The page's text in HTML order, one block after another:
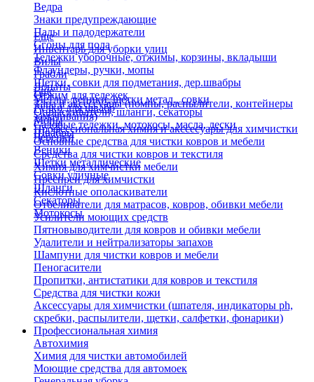
Ведра
Знаки предупреждающие
Пады и падодержатели
Сгоны для пола
Тележки уборочные, отжимы, корзины, вкладыши
Флаундеры, ручки, мопы
Щетки, совки для подметания, дер.швабры
Отжим для тележек
Ручки для швабр
Мопы
Швабры
Еще
Инвентарь для уборки улиц
Вилы
Грабли
Лопаты
Метлы, веники, щетки метал., совки
Опрыскиватели, шланги, секаторы
Садовые тележки, мотокосы, масла, лески
Черенки
Веники
Щетки металлические
Совки уличные
Шланги
Секаторы
Мотокосы
Еще
Тара и аксессуары (помпы, распылители, контейнеры
замачивания)
Профессиональная химия и акссесуары для химчистки
Основные средства для чистки ковров и мебели
Средства для чистки ковров и текстиля
Химия для химчистки мебели
Преспреи для химчистки
Кислотные ополаскиватели
Отбеливатели для матрасов, ковров, обивки мебели
Усилители моющих средств
Пятновыводители для ковров и обивки мебели
Удалители и нейтрализаторы запахов
Шампуни для чистки ковров и мебели
Пеногасители
Пропитки, антистатики для ковров и текстиля
Средства для чистки кожи
Аксессуары для химчистки (шпателя, индикаторы ph,
скребки, распылители, щетки, салфетки, фонарики)
Профессиональная химия
Автохимия
Химия для чистки автомобилей
Моющие средства для автомоек